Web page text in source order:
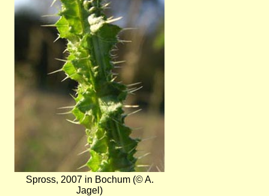
Spross, 2007 in Bochum (© A.
Jagel)